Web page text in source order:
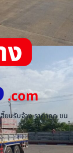
.com
ยบรับจ้าง ราคาถูก ขน